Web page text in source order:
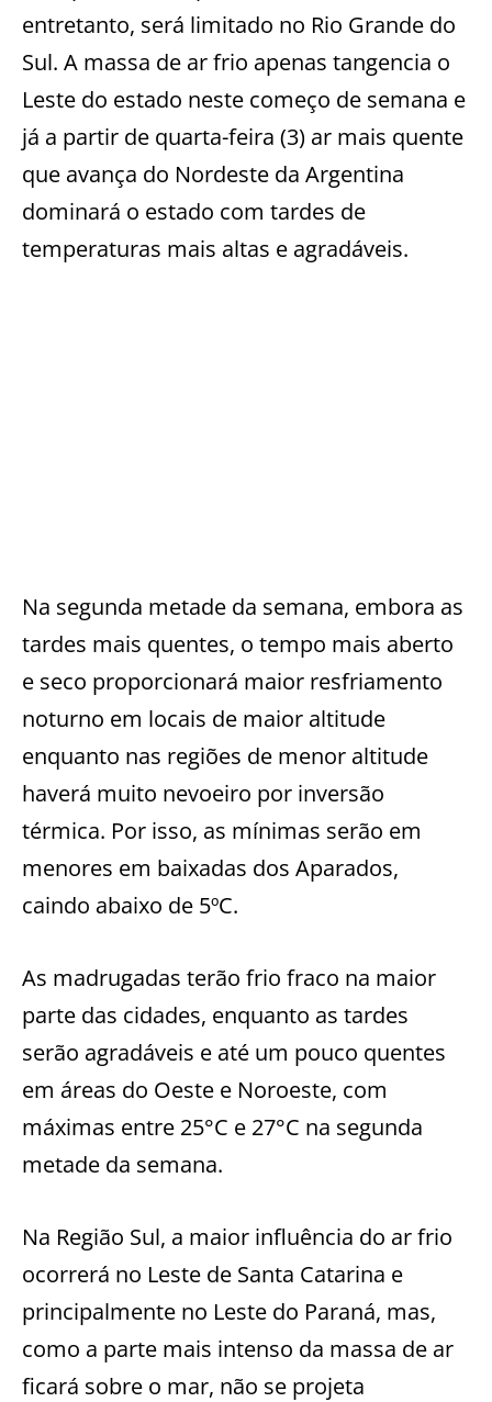
entretanto, será limitado no Rio Grande do
Sul. A massa de ar frio apenas tangencia o
Leste do estado neste começo de semana e
já a partir de quarta-feira (3) ar mais quente
que avança do Nordeste da Argentina
dominará o estado com tardes de
temperaturas mais altas e agradáveis.
Na segunda metade da semana, embora as
tardes mais quentes, o tempo mais aberto
e seco proporcionará maior resfriamento
noturno em locais de maior altitude
enquanto nas regiões de menor altitude
haverá muito nevoeiro por inversão
térmica. Por isso, as mínimas serão em
menores em baixadas dos Aparados,
caindo abaixo de 5ºC.
As madrugadas terão frio fraco na maior
parte das cidades, enquanto as tardes
serão agradáveis e até um pouco quentes
em áreas do Oeste e Noroeste, com
máximas entre 25°C e 27°C na segunda
metade da semana.
Na Região Sul, a maior influência do ar frio
ocorrerá no Leste de Santa Catarina e
principalmente no Leste do Paraná, mas,
como a parte mais intenso da massa de ar
ficará sobre o mar, não se projeta